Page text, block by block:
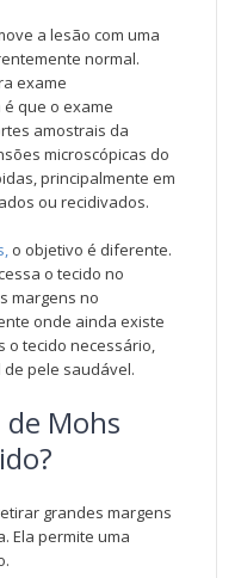
a lesão com uma
normal.
exame
que o exame
amostrais da
microscópicas do
principalmente em
ou recidivados.
o objetivo é diferente.
o tecido no
margens no
onde ainda existe
o tecido necessário,
pele saudável.
Mohs
grandes margens
Ela permite uma